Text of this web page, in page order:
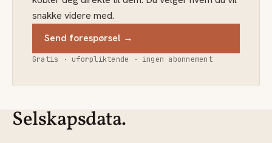
snakke videre med.
Send forespørsel →
Gratis · uforpliktende · ingen abonnement
Selskapsdata.